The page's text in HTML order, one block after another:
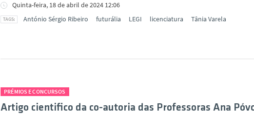
Quinta-feira, 18 de abril de 2024 12:06
António Sérgio Ribeiro
futurália LEGI licenciatura Tânia Varela
PRÉMIOS E CONCURSOS
Artigo cientifico da co-autoria das Professoras Ana